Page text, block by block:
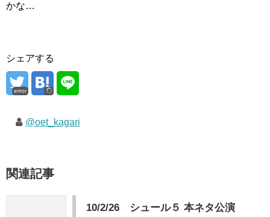
かな…
シェアする
error
@oet_kagari
関連記事
10/2/26 シュール５ 本ネタ公演